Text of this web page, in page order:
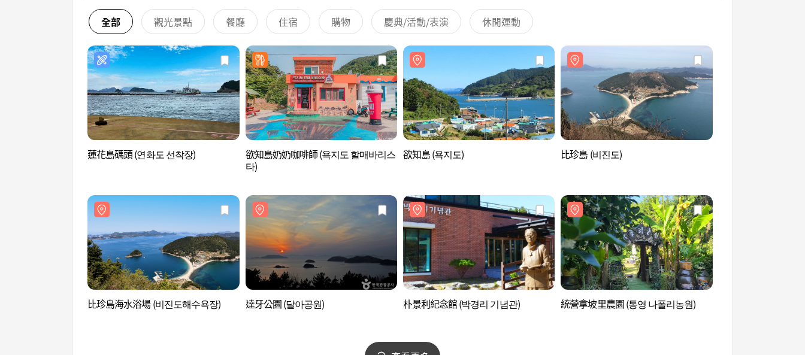
全部 觀光景點 餐廳 住宿 購物 慶典/活動/表演 休閒運動
蓮花島碼頭 (연화도 선착장)
欲知島奶奶咖啡師 (욕지도 할매바리스
타)
欲知島 (욕지도) 比珍島 (비진도)
比珍島海水浴場 (비진도해수욕장) 達牙公園 (달아공원) 朴景利紀念館 (박경리 기념관) 統營拿坡里農園 (통영 나폴리농원)